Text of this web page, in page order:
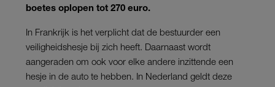
boetes oplopen tot 270 euro.
In Frankrijk is het verplicht dat de bestuurder een
veiligheidshesje bij zich heeft. Daarnaast wordt
aangeraden om ook voor elke andere inzittende een
hesje in de auto te hebben. In Nederland geldt deze